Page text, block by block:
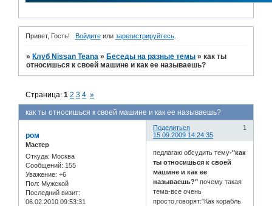
Привет, Гость! Войдитеили зарегистрируйтесь.
» Клуб Nissan Teana » Беседы на разные темы »как ты
относишься к своей машине и как ее называешь?
как ты относишься к своей машине и как ее называешь?
Страница:1 2 3 4 »
Поделиться
1
15.09.2009 14:24:35
ром
Мастер
Откуда: Москва
Сообщений: 155
Уважение: +6
Пол: Мужской
Последний визит:
06.02.2010 09:53:31
педлагаю обсудить тему-"как
ты относишься к своей
машине и как ее
называешь?" почему такая
тема-все очень
просто,говорят:"Как корабль